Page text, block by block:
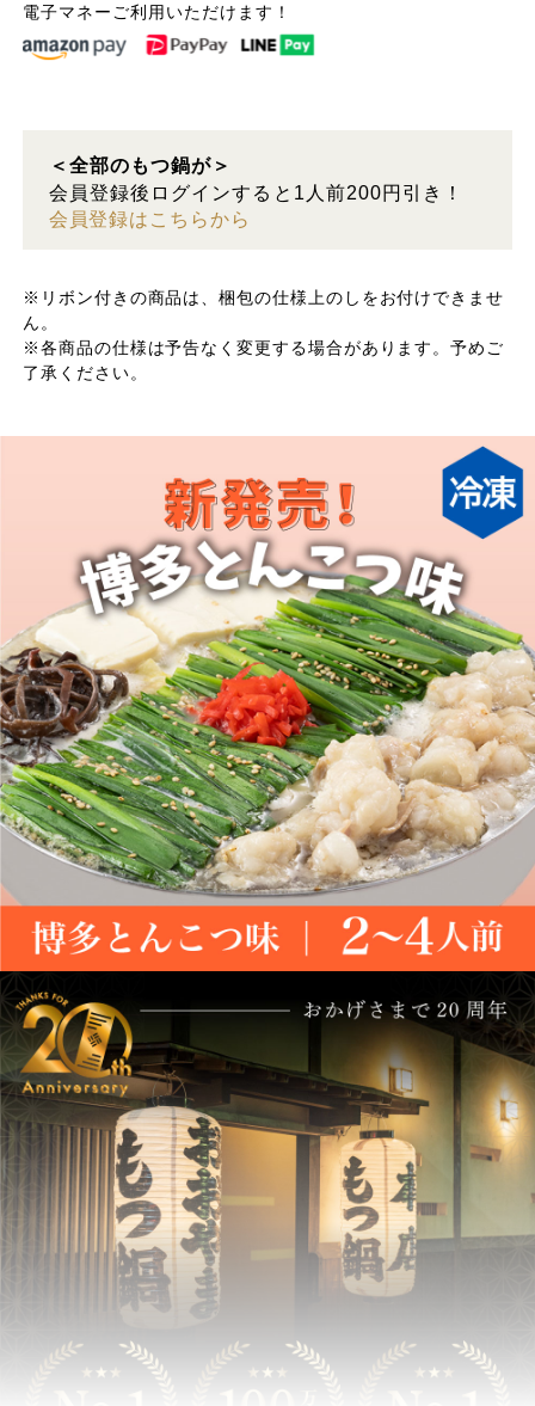
電子マネーご利用いただけます！
＜全部のもつ鍋が＞
会員登録後ログインすると1人前200円引き！
会員登録はこちらから
※リボン付きの商品は、梱包の仕様上のしをお付けできませ
ん。
※各商品の仕様は予告なく変更する場合があります。予めご
了承ください。